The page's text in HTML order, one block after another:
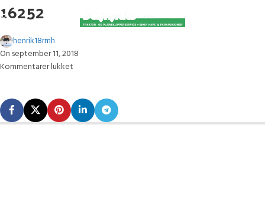
16252
henrik18rmh
On september 11, 2018
Kommentarer lukket